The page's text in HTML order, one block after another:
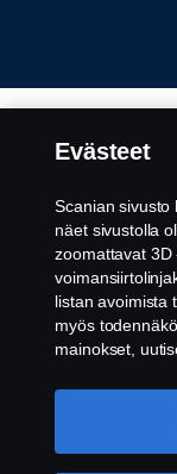
Evästeet
Scanian sivusto
näet sivustolla
zoomattavat 3D
listan avoimista
myös
mainokset,
parantamiseksi,
"Hyväksyn